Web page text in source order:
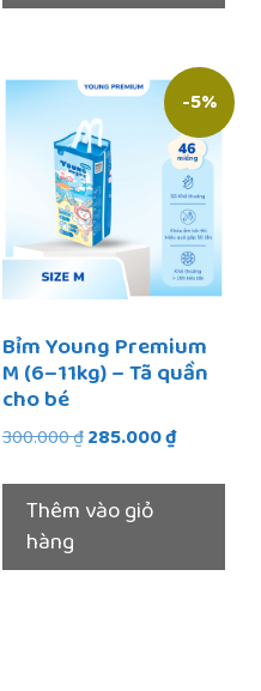
-5%
Bỉm Young Premium
M (6–11kg) – Tã quần
cho bé
300.000₫Giá
là:
300.000 ₫.
285.000₫Giá
tại
Thêm vào giỏ
hàng